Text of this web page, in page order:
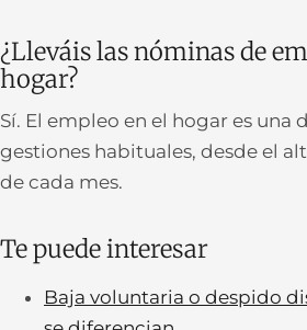
¿Lleváis las nóminas de
hogar?
Sí. El empleo en el hogar es una
gestiones habituales, desde el
de cada mes.
Te puede interesar
Baja voluntaria o despido